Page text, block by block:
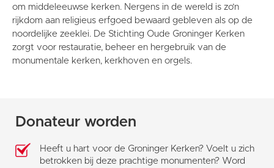
om middeleeuwse kerken. Nergens in de wereld is zo’n
rijkdom aan religieus erfgoed bewaard gebleven als op de
noordelijke zeeklei. De Stichting Oude Groninger Kerken
zorgt voor restauratie, beheer en hergebruik van de
monumentale kerken, kerkhoven en orgels.
Donateur worden
Heeft u hart voor de Groninger Kerken? Voelt u zich
betrokken bij deze prachtige monumenten? Word